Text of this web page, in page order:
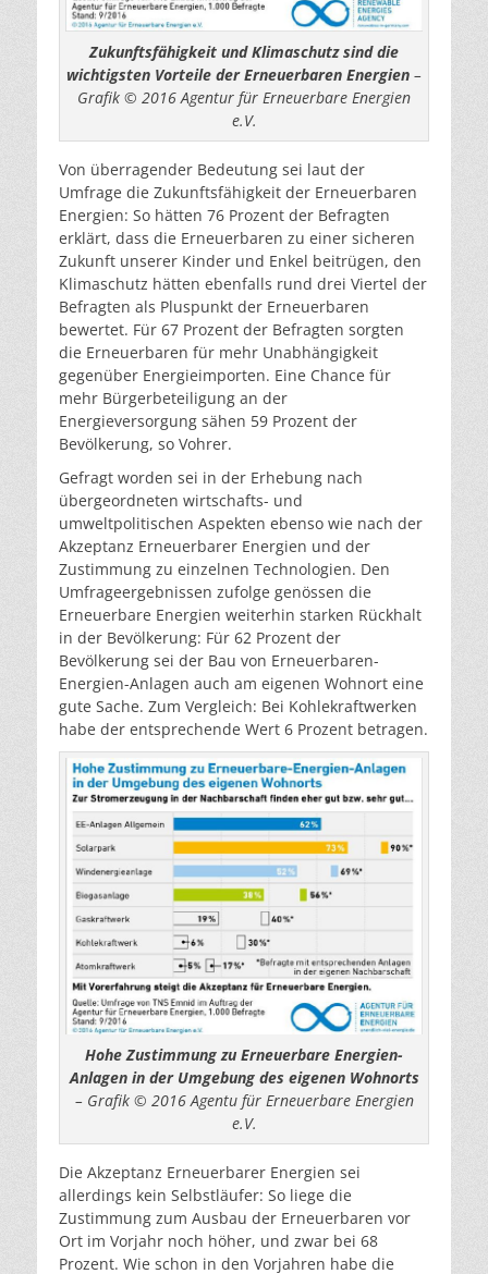
Zukunftsfähigkeit und Klimaschutz sind die
wichtigsten Vorteile der Erneuerbaren Energien –
Grafik © 2016 Agentur für Erneuerbare Energien
e.V.
Von überragender Bedeutung sei laut der
Umfrage die Zukunftsfähigkeit der Erneuerbaren
Energien: So hätten 76 Prozent der Befragten
erklärt, dass die Erneuerbaren zu einer sicheren
Zukunft unserer Kinder und Enkel beitrügen, den
Klimaschutz hätten ebenfalls rund drei Viertel der
Befragten als Pluspunkt der Erneuerbaren
bewertet. Für 67 Prozent der Befragten sorgten
die Erneuerbaren für mehr Unabhängigkeit
gegenüber Energieimporten. Eine Chance für
mehr Bürgerbeteiligung an der
Energieversorgung sähen 59 Prozent der
Bevölkerung, so Vohrer.
Gefragt worden sei in der Erhebung nach
übergeordneten wirtschafts- und
umweltpolitischen Aspekten ebenso wie nach der
Akzeptanz Erneuerbarer Energien und der
Zustimmung zu einzelnen Technologien. Den
Umfrageergebnissen zufolge genössen die
Erneuerbare Energien weiterhin starken Rückhalt
in der Bevölkerung: Für 62 Prozent der
Bevölkerung sei der Bau von Erneuerbaren-
Energien-Anlagen auch am eigenen Wohnort eine
gute Sache. Zum Vergleich: Bei Kohlekraftwerken
habe der entsprechende Wert 6 Prozent betragen.
Hohe Zustimmung zu Erneuerbare Energien-
Anlagen in der Umgebung des eigenen Wohnorts
– Grafik © 2016 Agentu für Erneuerbare Energien
e.V.
Die Akzeptanz Erneuerbarer Energien sei
allerdings kein Selbstläufer: So liege die
Zustimmung zum Ausbau der Erneuerbaren vor
Ort im Vorjahr noch höher, und zwar bei 68
Prozent. Wie schon in den Vorjahren habe die